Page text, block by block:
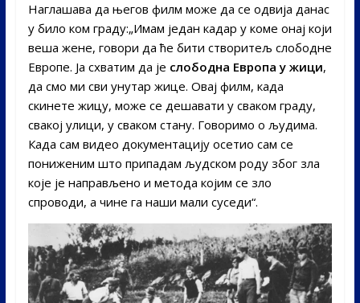
Наглашава да његов филм може да се одвија данас
у било ком граду:„Имам један кадар у коме онај који
веша жене, говори да ће бити створитељ слободне
Европе. Ја схватим да је слободна Европа у жици,
да смо ми сви унутар жице. Овај филм, када
скинете жицу, може се дешавати у сваком граду,
свакој улици, у сваком стану. Говоримо о људима.
Када сам видео документацију осетио сам се
пониженим што припадам људском роду због зла
које је направљено и метода којим се зло
спроводи, а чине га наши мали суседи“.